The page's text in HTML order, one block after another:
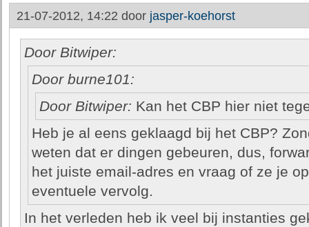
21-07-2012, 14:22 door jasper-koehorst
Door Bitwiper:
Door burne101:
Door Bitwiper: Kan het CBP hier niet
Heb je al eens geklaagd bij het CBP?
weten dat er dingen gebeuren, dus,
het juiste email-adres en vraag of ze je
eventuele vervolg.
In het verleden heb ik veel bij instanties